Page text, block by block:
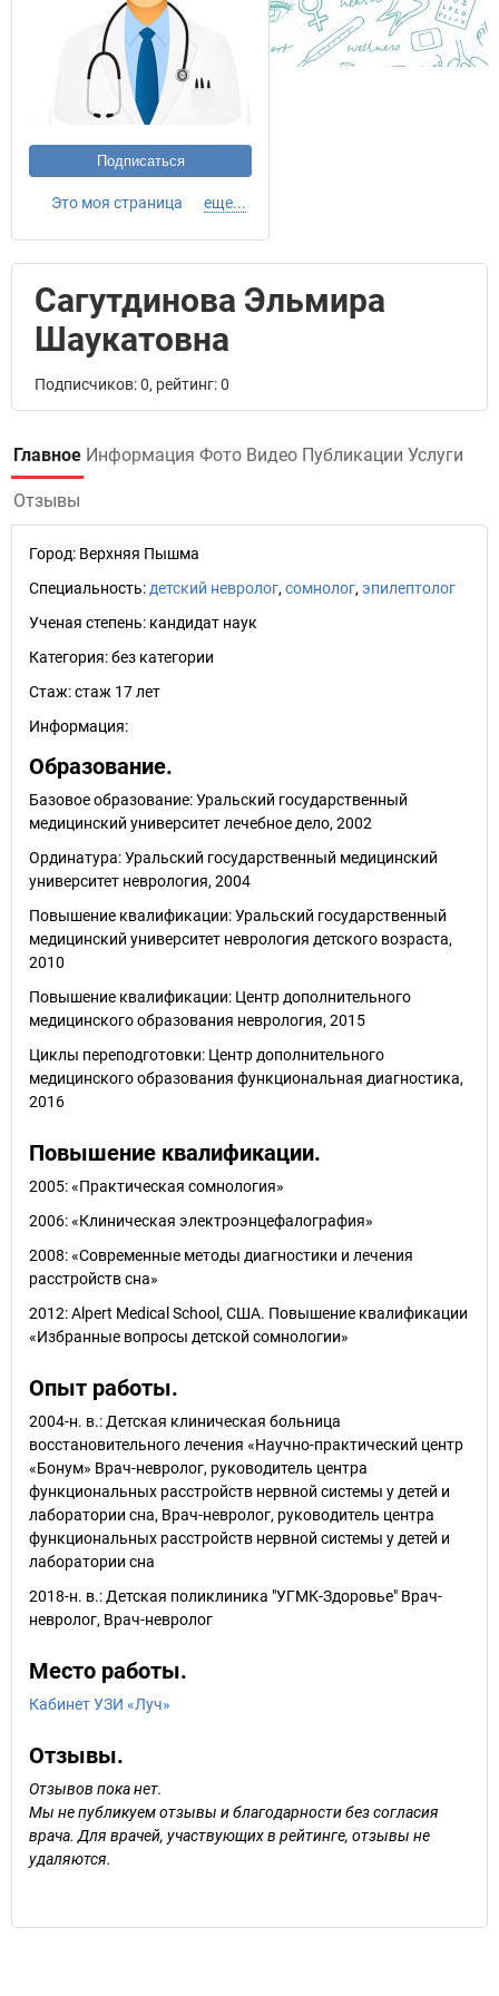
Подписаться
Это моя страница еще...
Сагутдинова Эльмира
Шаукатовна
Подписчиков: 0, рейтинг: 0
Главное Информация Фото Видео Публикации Услуги
Отзывы
Город: Верхняя Пышма
Специальность: детский невролог, сомнолог, эпилептолог
Ученая степень: кандидат наук
Категория:без категории
Стаж:стаж 17 лет
Информация:
Образование.
Базовое образование: Уральский государственный
медицинский университет лечебное дело, 2002
Ординатура: Уральский государственный медицинский
университет неврология, 2004
Повышение квалификации: Уральский государственный
медицинский университет неврология детского возраста,
2010
Повышение квалификации: Центр дополнительного
медицинского образования неврология, 2015
Циклы переподготовки: Центр дополнительного
медицинского образования функциональная диагностика,
2016
Повышение квалификации.
2005: «Практическая сомнология»
2006: «Клиническая электроэнцефалография»
2008: «Современные методы диагностики и лечения
расстройств сна»
2012: Alpert Medical School, США. Повышение квалификации
«Избранные вопросы детской сомнологии»
Опыт работы.
2004-н. в.: Детская клиническая больница
восстановительного лечения «Научно-практический центр
«Бонум» Врач-невролог, руководитель центра
функциональных расстройств нервной системы у детей и
лаборатории сна, Врач-невролог, руководитель центра
функциональных расстройств нервной системы у детей и
лаборатории сна
2018-н. в.: Детская поликлиника "УГМК-Здоровье" Врач-
невролог, Врач-невролог
Место работы.
Кабинет УЗИ «Луч»
Отзывы.
Отзывов пока нет.
Мы не публикуем отзывы и благодарности без согласия
врача. Для врачей, участвующих в рейтинге, отзывы не
удаляются.